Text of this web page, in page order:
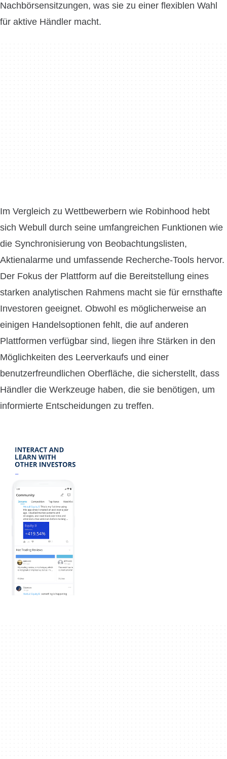
Nachbörsensitzungen, was sie zu einer flexiblen Wahl
für aktive Händler macht.
Im Vergleich zu Wettbewerbern wie Robinhood hebt
sich Webull durch seine umfangreichen Funktionen wie
die Synchronisierung von Beobachtungslisten,
Aktienalarme und umfassende Recherche-Tools hervor.
Der Fokus der Plattform auf die Bereitstellung eines
starken analytischen Rahmens macht sie für ernsthafte
Investoren geeignet. Obwohl es möglicherweise an
einigen Handelsoptionen fehlt, die auf anderen
Plattformen verfügbar sind, liegen ihre Stärken in den
Möglichkeiten des Leerverkaufs und einer
benutzerfreundlichen Oberfläche, die sicherstellt, dass
Händler die Werkzeuge haben, die sie benötigen, um
informierte Entscheidungen zu treffen.